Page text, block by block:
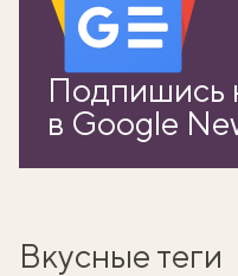
Подпишись
в Google
Вкусные теги